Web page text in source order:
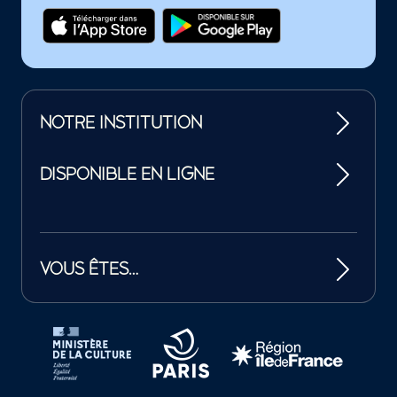
NOTRE INSTITUTION
DISPONIBLE EN LIGNE
VOUS ÊTES…
Tutelles et mécènes de la Philharmonie de Paris